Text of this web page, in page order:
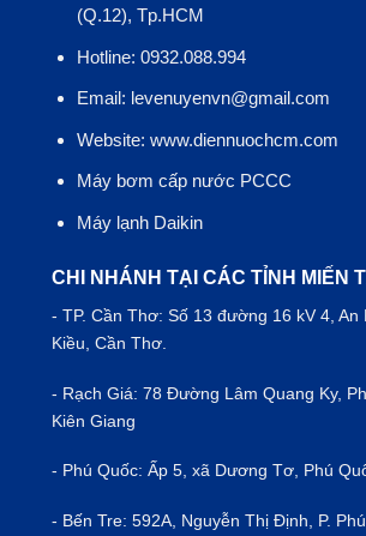
(Q.12), Tp.HCM
Hotline: 0932.088.994
Email: levenuyenvn@gmail.com
Website: www.diennuochcm.com
Máy bơm cấp nước PCCC
Máy lạnh Daikin
CHI NHÁNH TẠI CÁC TỈNH MIẾN
- TP.Cần Thơ: Số 13 đường 16 kV 4, An
Kiều, Cần Thơ.
- Rạch Giá: 78 Đường Lâm Quang Ky,
Kiên Giang
- Phú Quốc: Ấp 5, xã Dương Tơ, Phú
- Bến Tre: 592A, Nguyễn Thị Định, P.